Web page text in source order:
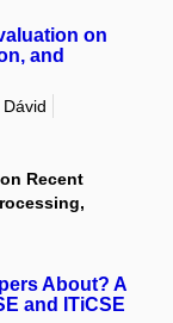
on
and
Recent
About? A
and ITiCSE